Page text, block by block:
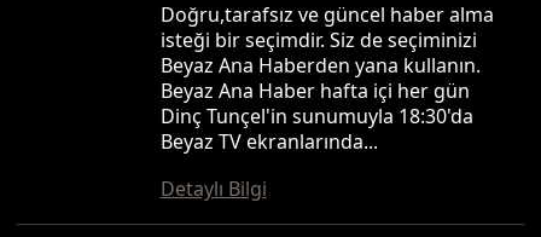
Doğru,tarafsız ve güncel haber alma
isteği bir seçimdir. Siz de seçiminizi
Beyaz Ana Haberden yana kullanın.
Beyaz Ana Haber hafta içi her gün
Dinç Tunçel'in sunumuyla 18:30'da
Beyaz TV ekranlarında...
Detaylı Bilgi